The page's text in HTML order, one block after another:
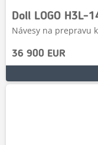
Návesy na prepravu
36 900 EUR